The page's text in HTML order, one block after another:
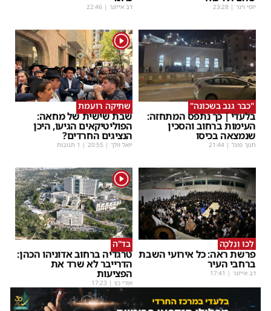
יוסי וינר |
23:28 דב אייזנר |
22:46
"כבר גנב בשכונה"
בלעדי | כך נתפס המתחזה:
העימות ברחוב והסכין
שנמצאה בכיסו
חנוך פוגל |
21:44
1
שתיקה רועמת
שבת שישית של מחאה:
הפוליטיקאים הגיעו, היכן
הנציגים החרדים?
יואל וולך |
20:55 | 1 תגובות
לְכוּ וְנֵלְכָה
פרשת ראה: כל אירועי השבת
ברחבי העיר
דב אייזנר |
17:41
1
בד"ה
טרגדיה ברחוב אדוניהו הכהן:
הדרייבר לא שרד את
הפציעות
אורי כץ |
17:23